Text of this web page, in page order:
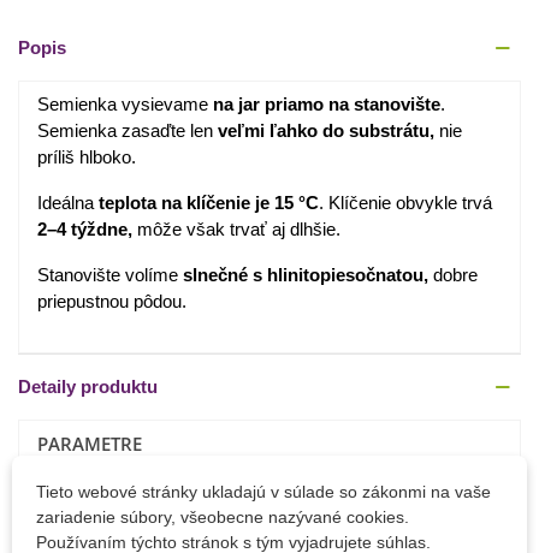
Popis
Semienka vysievame na jar priamo na stanovište.
Semienka zasaďte len veľmi ľahko do substrátu, nie
príliš hlboko.
Ideálna teplota na klíčenie je 15 °C. Klíčenie obvykle trvá
2–4 týždne, môže však trvať aj dlhšie.
Stanovište volíme slnečné s hlinitopiesočnatou, dobre
priepustnou pôdou.
Detaily produktu
PARAMETRE
Výrobca SemenaOnline
Pestovanie V exteriéri
Tieto webové stránky ukladajú v súlade so zákonmi na vaše
zariadenie súbory, všeobecne nazývané cookies.
Používaním týchto stránok s tým vyjadrujete súhlas.